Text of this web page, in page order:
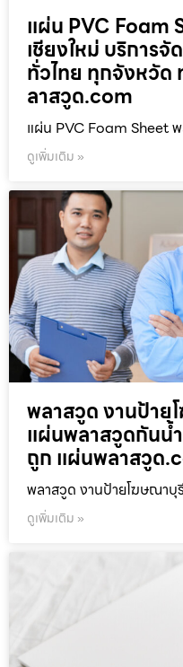
แผ่น PVC Foam
เชียงใหม่ บริการ
ทั่วไทย ทุกจังหวัด
ลาสวูด.com
แผ่น PVC Foam Sheet พ
ดูเพิ่มเติม »
พลาสวูด งานป้าย
แผ่นพลาสวูดกันน้
ถูก แผ่นพลาสวูด
พลาสวูด งานป้ายโฆษณาบุ
ดูเพิ่มเติม »